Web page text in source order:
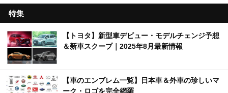
特集
【トヨタ】新型車デビュー・モデルチェンジ予想
＆新車スクープ｜2025年8月最新情報
【車のエンブレム一覧】日本車＆外車の珍しいマ
ーク・ロゴを完全網羅